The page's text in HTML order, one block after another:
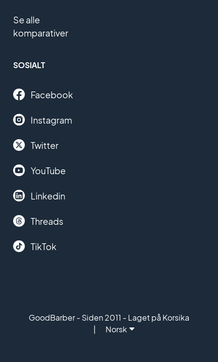
Se alle
komparativer
SOSIALT
Facebook
Instagram
Twitter
YouTube
Linkedin
Threads
TikTok
GoodBarber - Siden 2011 - Laget på Korsika
Norsk